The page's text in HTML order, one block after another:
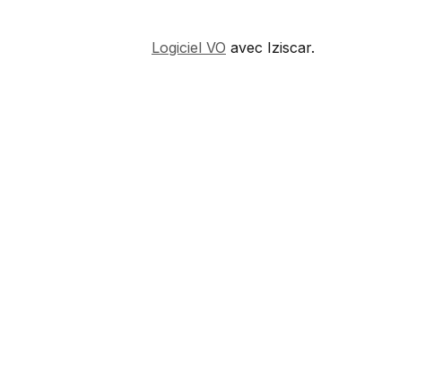
Logiciel VO avec Iziscar.